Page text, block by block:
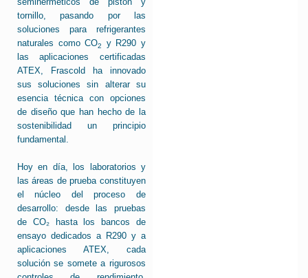
tornillo, pasando por las
soluciones para refrigerantes
naturales como CO2
y R290 y
las aplicaciones certificadas
ATEX, Frascold ha innovado
sus soluciones sin alterar su
esencia técnica con opciones
de diseño que han hecho de la
sostenibilidad un principio
fundamental.
Hoy en día, los laboratorios y
las áreas de prueba constituyen
el núcleo del proceso de
desarrollo: desde las pruebas
de CO₂ hasta los bancos de
ensayo dedicados a R290 y a
aplicaciones ATEX, cada
solución se somete a rigurosos